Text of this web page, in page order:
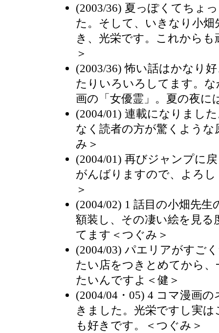
(2003/36) 夏っぽくてちょ
た。そして、いきなり小
き、光栄です。これから
＞
(2003/36) 怖い話はかなり
たりいろいろしてます。
画の「女優霊」。夏の夜に
(2004/01) 連載になりまし
なく読者の方が驚くよう
み＞
(2004/01) 再びジャンプに
がんばりますので、よろ
＞
(2004/02) 1 話目の小畑先
額装し、その凄い絵を見る
てます＜つぐみ＞
(2004/03) パエリアがすご
たい店をつきとめてから
たいんですよ＜健＞
(2004/04・05) 4 コマ漫画
きました。光栄ですし実
も好きです。＜つぐみ＞